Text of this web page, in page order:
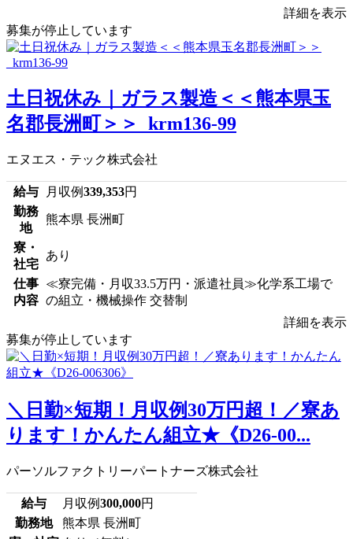
詳細を表示
募集が停止しています
土日祝休み｜ガラス製造＜＜熊本県玉
名郡長洲町＞＞_krm136-99
エヌエス・テック株式会社
給与 月収例339,353円
勤務
地
熊本県 長洲町
寮・
社宅
あり
仕事
内容
≪寮完備・月収33.5万円・派遣社員≫化学系工場で
の組立・機械操作 交替制
詳細を表示
募集が停止しています
＼日勤×短期！月収例30万円超！／寮あ
ります！かんたん組立★《D26-00...
パーソルファクトリーパートナーズ株式会社
給与 月収例300,000円
勤務地
熊本県 長洲町